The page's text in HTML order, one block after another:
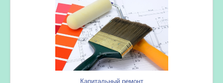
Капитальный ремонт